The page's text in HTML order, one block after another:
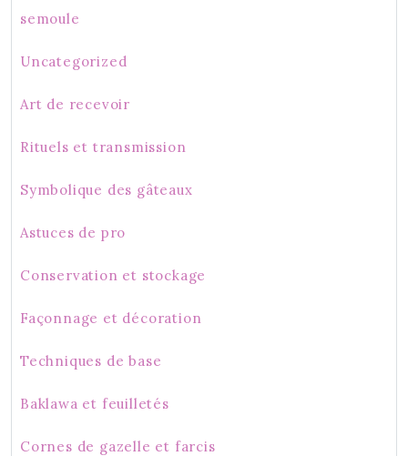
semoule
Uncategorized
Art de recevoir
Rituels et transmission
Symbolique des gâteaux
Astuces de pro
Conservation et stockage
Façonnage et décoration
Techniques de base
Baklawa et feuilletés
Cornes de gazelle et farcis